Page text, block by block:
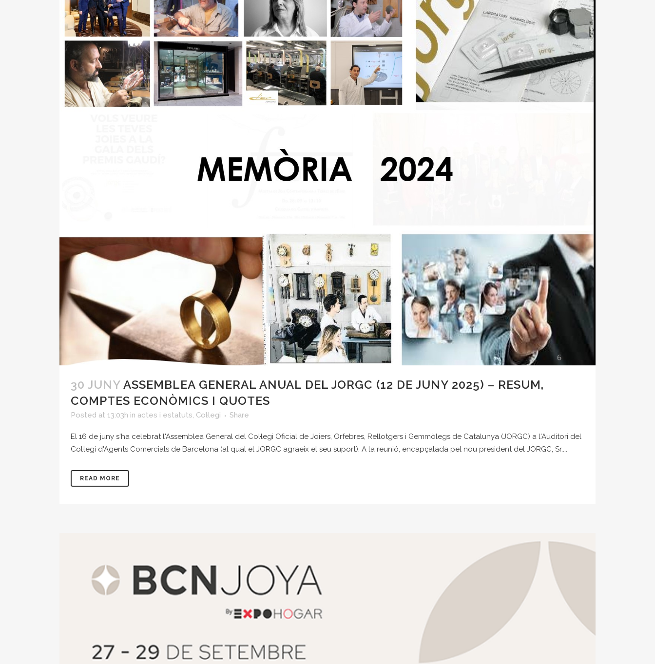
30 JUNY ASSEMBLEA GENERAL ANUAL DEL JORGC (12 DE JUNY 2025) – RESUM,
COMPTES ECONÒMICS I QUOTES
Posted at 13:03h in actes i estatuts, Col·legi Share
El 16 de juny s'ha celebrat l'Assemblea General del Col·legi Oficial de Joiers, Orfebres, Rellotgers i Gemmòlegs de Catalunya (JORGC) a l'Auditori del
Col·legi d'Agents Comercials de Barcelona (al qual el JORGC agraeix el seu suport). A la reunió, encapçalada pel nou president del JORGC, Sr....
READ MORE